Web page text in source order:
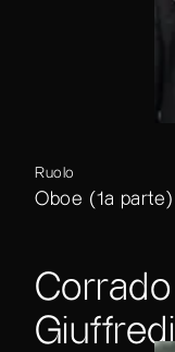
Ruolo
Oboe (1a parte)
Corrado
Giuffredi